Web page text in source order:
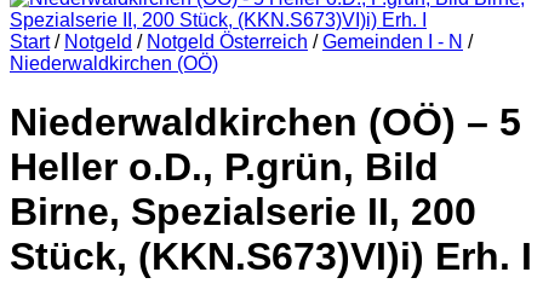
Start / Notgeld / Notgeld Österreich / Gemeinden I - N /
Niederwaldkirchen (OÖ)
Niederwaldkirchen (OÖ) – 5
Heller o.D., P.grün, Bild
Birne, Spezialserie II, 200
Stück, (KKN.S673)VI)i) Erh. I